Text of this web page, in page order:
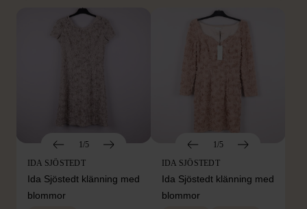
1/5
IDA SJÖSTEDT
Ida Sjöstedt klänning med
blommor
1/5
IDA SJÖSTEDT
Ida Sjöstedt klänning med
blommor